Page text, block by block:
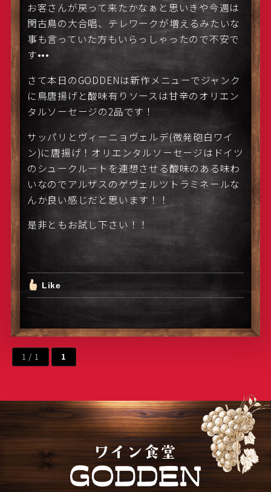
お客さんが戻って来たかなぁと思いきや今週は
閑古鳥の大合唱、テレワークが増えるみたいな
事も言っていた方もいらっしゃったので不安で
す•••
さて本日のGODDENは新作メニューでジャンク
に鳥唐揚げと酸味有りソースは甘辛のオリエン
タルソーセージの2品です！
サッパリとヴィーニョヴェルデ(微発砲白ワイ
ン)に唐揚げ！オリエンタルソーセージはドイツ
のシュークルートを連想させる酸味のある味わ
いなのでアルザスのゲヴェルツトラミネールな
んか良い感じだと思います！！
是非ともお試し下さい！！
Like
1 / 1 1